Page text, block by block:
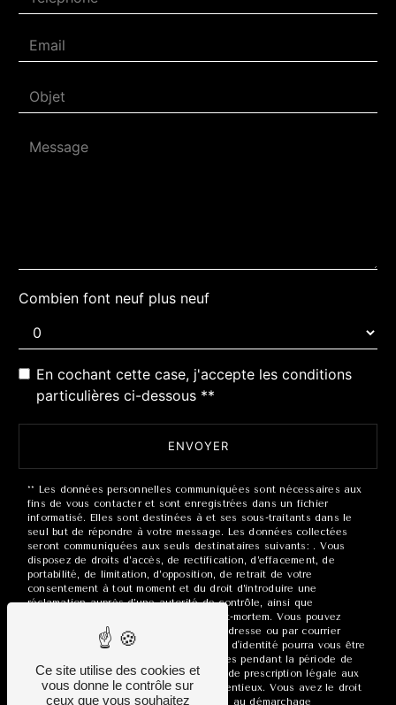
Combien font neuf plus neuf
En cochant cette case, j'accepte les conditions
particulières ci-dessous **
ENVOYER
** Les données personnelles communiquées sont nécessaires aux
fins de vous contacter et sont enregistrées dans un fichier
informatisé. Elles sont destinées à et ses sous-traitants dans le
seul but de répondre à votre message. Les données collectées
seront communiquées aux seuls destinataires suivants: . Vous
disposez de droits d’accès, de rectification, d’effacement, de
portabilité, de limitation, d’opposition, de retrait de votre
consentement à tout moment et du droit d’introduire une
réclamation auprès d’une autorité de contrôle, ainsi que
d’organiser le sort de vos données post-mortem. Vous pouvez
exercer ces droits par voie postale à l'adresse ou par courrier
électronique à l'adresse . Un justificatif d'identité pourra vous être
demandé. Nous conservons vos données pendant la période de
prise de contact puis pendant la durée de prescription légale aux
fins probatoires et de gestion des contentieux. Vous avez le droit
de vous inscrire sur la liste d'opposition au démarchage
Ce site utilise des cookies et
vous donne le contrôle sur
ceux que vous souhaitez